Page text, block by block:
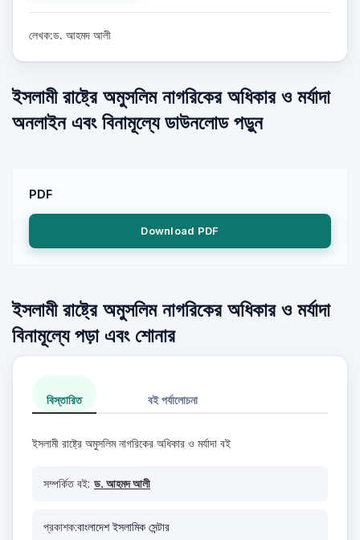
লেখক:ড. আহমদ আলী
ইসলামী রাষ্ট্রে অমুসলিম নাগরিকের অধিকার ‍ও মর্যাদা
অনলাইন এবং বিনামূল্যে ডাউনলোড পড়ুন
PDF
Download PDF
ইসলামী রাষ্ট্রে অমুসলিম নাগরিকের অধিকার ‍ও মর্যাদা
বিনামূল্যে পড়া এবং শোনার
বিস্তারিত বই পর্যালোচনা
ইসলামী রাষ্ট্রে অমুসলিম নাগরিকের অধিকার ‍ও মর্যাদা বই
সম্পর্কিত বই: ড. আহমদ আলী
প্রকাশক:বাংলাদেশ ইসলামিক সেন্টার